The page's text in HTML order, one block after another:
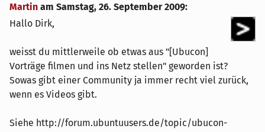
Martin am Samstag, 26. September 2009:
Hallo Dirk,
weisst du mittlerweile ob etwas aus "[Ubucon]
Vorträge filmen und ins Netz stellen" geworden ist?
Sowas gibt einer Community ja immer recht viel zurück,
wenn es Videos gibt.
Siehe http://forum.ubuntuusers.de/topic/ubucon-